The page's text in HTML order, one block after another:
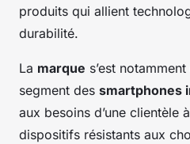
produits qui allient
durabilité.
La marque s’est
segment des smartphones
aux besoins d’une clientèle
dispositifs résistants aux